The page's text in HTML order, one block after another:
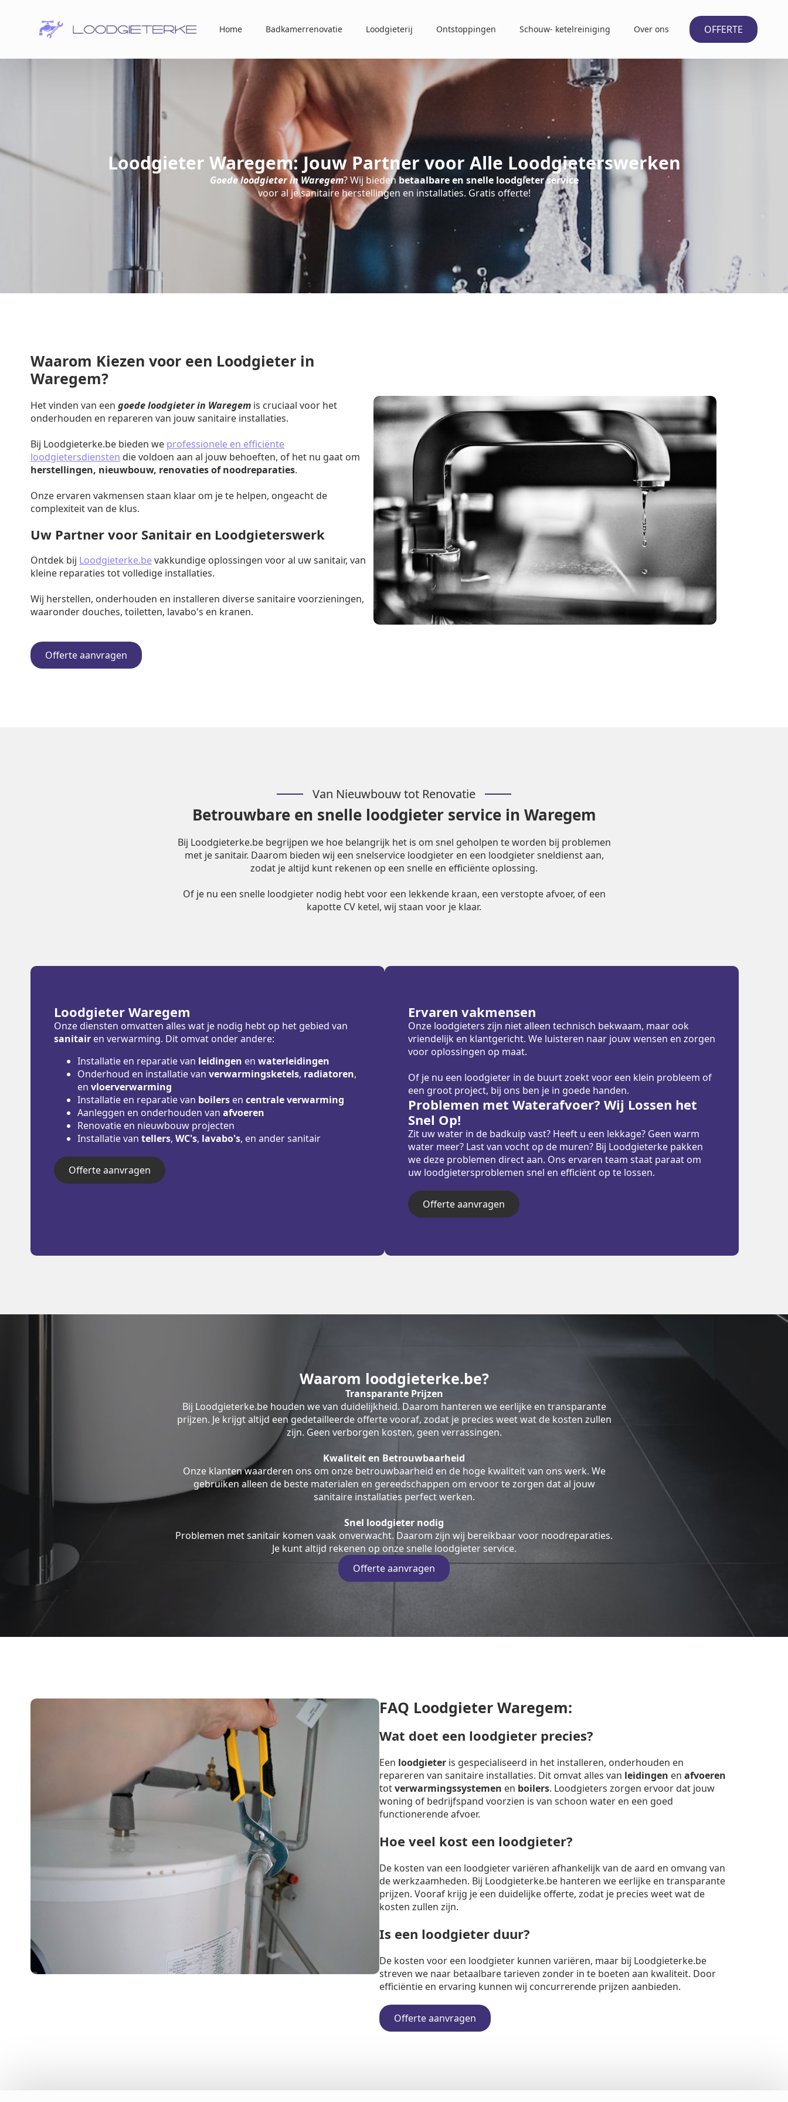
Home Badkamerrenovatie Loodgieterij Ontstoppingen Schouw- ketelreiniging Over ons OFFERTE
Loodgieter Waregem: Jouw Partner voor Alle Loodgieterswerken
Goede loodgieter in Waregem? Wij biedenbetaalbare en snelle loodgieter service
voor al je sanitaire herstellingen en installaties. Gratis offerte!
Waarom Kiezen voor een Loodgieter in
Waregem?
Het vinden van een goede loodgieter in Waregem is cruciaal voor het
onderhouden en repareren van jouw sanitaire installaties.
Bij Loodgieterke.be bieden we professionele en efficiënte
loodgietersdiensten die voldoen aan al jouw behoeften, of het nu gaat om
herstellingen, nieuwbouw, renovaties of noodreparaties.
Onze ervaren vakmensen staan klaar om je te helpen, ongeacht de
complexiteit van de klus.
Uw Partner voor Sanitair en Loodgieterswerk
Ontdek bij Loodgieterke.bevakkundige oplossingen voor al uw sanitair, van
kleine reparaties tot volledige installaties.
Wij herstellen, onderhouden en installeren diverse sanitaire voorzieningen,
waaronder douches, toiletten, lavabo's en kranen.
Offerte aanvragen
Van Nieuwbouw tot Renovatie
Betrouwbare en snelle loodgieter service in Waregem
Bij Loodgieterke.be begrijpen we hoe belangrijk het is om snel geholpen te worden bij problemen
met je sanitair. Daarom bieden wij een snelservice loodgieter en een loodgieter sneldienst aan,
zodat je altijd kunt rekenen op een snelle en efficiënte oplossing.
Of je nu een snelle loodgieter nodig hebt voor een lekkende kraan, een verstopte afvoer, of een
kapotte CV ketel, wij staan voor je klaar.
Loodgieter Waregem
Onze diensten omvatten alles wat je nodig hebt op het gebied van
sanitair en verwarming. Dit omvat onder andere:
Installatie en reparatie van leidingen en waterleidingen
Onderhoud en installatie van verwarmingsketels, radiatoren,
en vloerverwarming
Installatie en reparatie van boilers en centrale verwarming
Aanleggen en onderhouden van afvoeren
Renovatie en nieuwbouw projecten
Installatie van tellers, WC's, lavabo's, en ander sanitair
Offerte aanvragen
Ervaren vakmensen
Onze loodgieters zijn niet alleen technisch bekwaam, maar ook
vriendelijk en klantgericht. We luisteren naar jouw wensen en zorgen
voor oplossingen op maat.
Of je nu een loodgieter in de buurt zoekt voor een klein probleem of
een groot project, bij ons ben je in goede handen.
Problemen met Waterafvoer? Wij Lossen het
Snel Op!
Zit uw water in de badkuip vast? Heeft u een lekkage? Geen warm
water meer? Last van vocht op de muren? Bij Loodgieterke pakken
we deze problemen direct aan. Ons ervaren team staat paraat om
uw loodgietersproblemen snel en efficiënt op te lossen.
Offerte aanvragen
Waarom loodgieterke.be?
Transparante Prijzen
Bij Loodgieterke.be houden we van duidelijkheid. Daarom hanteren we eerlijke en transparante
prijzen. Je krijgt altijd een gedetailleerde offerte vooraf, zodat je precies weet wat de kosten zullen
zijn. Geen verborgen kosten, geen verrassingen.
Kwaliteit en Betrouwbaarheid
Onze klanten waarderen ons om onze betrouwbaarheid en de hoge kwaliteit van ons werk. We
gebruiken alleen de beste materialen en gereedschappen om ervoor te zorgen dat al jouw
sanitaire installaties perfect werken.
Snel loodgieter nodig
Problemen met sanitair komen vaak onverwacht. Daarom zijn wij bereikbaar voor noodreparaties.
Je kunt altijd rekenen op onze snelle loodgieter service.
Offerte aanvragen
FAQ Loodgieter Waregem:
Wat doet een loodgieter precies?
Een loodgieter is gespecialiseerd in het installeren, onderhouden en
repareren van sanitaire installaties. Dit omvat alles van leidingen en afvoeren
totverwarmingssystemen en boilers. Loodgieters zorgen ervoor dat jouw
woning of bedrijfspand voorzien is van schoon water en een goed
functionerende afvoer.
Hoe veel kost een loodgieter?
De kosten van een loodgieter variëren afhankelijk van de aard en omvang van
de werkzaamheden. Bij Loodgieterke.be hanteren we eerlijke en transparante
prijzen. Vooraf krijg je een duidelijke offerte, zodat je precies weet wat de
kosten zullen zijn.
Is een loodgieter duur?
De kosten voor een loodgieter kunnen variëren, maar bij Loodgieterke.be
streven we naar betaalbare tarieven zonder in te boeten aan kwaliteit. Door
efficiëntie en ervaring kunnen wij concurrerende prijzen aanbieden.
Offerte aanvragen